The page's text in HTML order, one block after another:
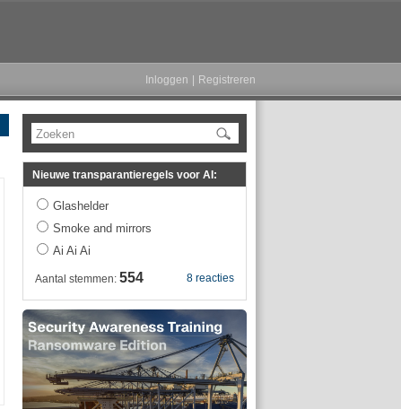
Inloggen Registreren
Zoeken
Nieuwe transparantieregels voor AI:
Glashelder
Smoke and mirrors
Ai Ai Ai
8 reacties
Aantal stemmen: 554